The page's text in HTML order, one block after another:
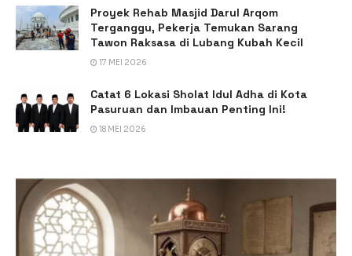
Proyek Rehab Masjid Darul Arqom
Terganggu, Pekerja Temukan Sarang
Tawon Raksasa di Lubang Kubah Kecil
17 MEI 2026
Catat 6 Lokasi Sholat Idul Adha di Kota
Pasuruan dan Imbauan Penting Ini!
18 MEI 2026